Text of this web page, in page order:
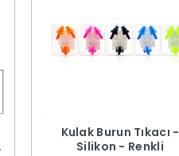
Kulak Burun Tıkacı -
Silikon - Renkli